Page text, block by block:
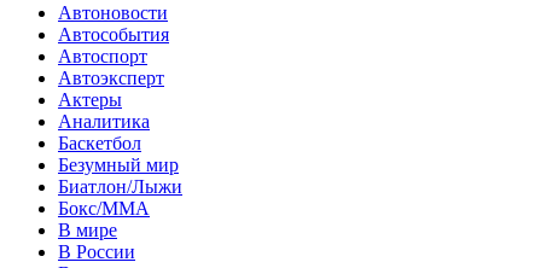
Автоновости
Автособытия
Автоспорт
Автоэксперт
Актеры
Аналитика
Баскетбол
Безумный мир
Биатлон/Лыжи
Бокс/MMA
В мире
В России